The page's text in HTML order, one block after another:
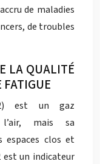
de maladies
de troubles
LA QUALITÉ
FATIGUE
est un gaz
mais sa
espaces clos et
est un indicateur